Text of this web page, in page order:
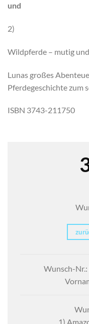
und
2)
Wildpferde – mutig
Lunas großes
Pferdegeschichte zum
ISBN 3743-211750
Wunsch-
1)